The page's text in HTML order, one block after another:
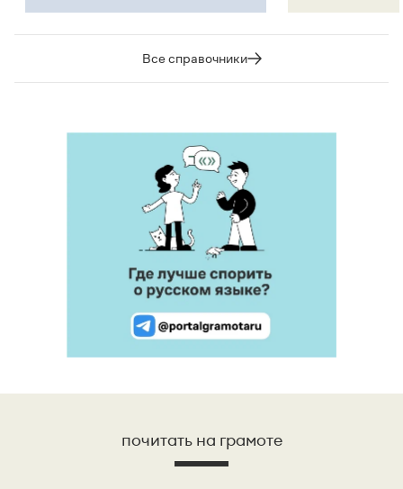
Все справочники
почитать на грамоте